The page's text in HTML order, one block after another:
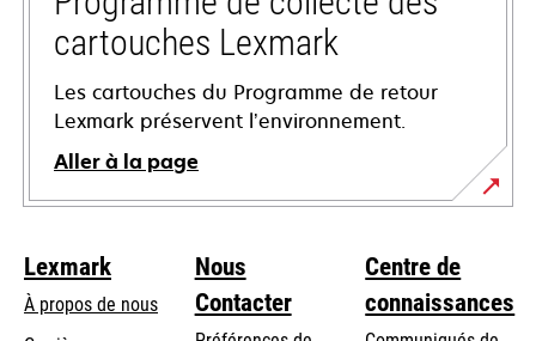
cartouches Lexmark
Les cartouches du Programme de retour
Lexmark préservent l’environnement.
Aller à la page
Lexmark
À propos de nous
Nous
Contacter
Centre de
connaissances